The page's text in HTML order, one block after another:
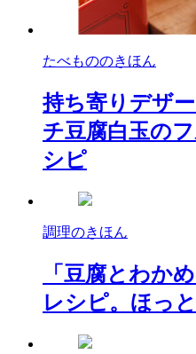
たべもののきほん
持ち寄りデザ
チ豆腐白玉の
シピ
調理のきほん
「豆腐とわか
レシピ。ほっ